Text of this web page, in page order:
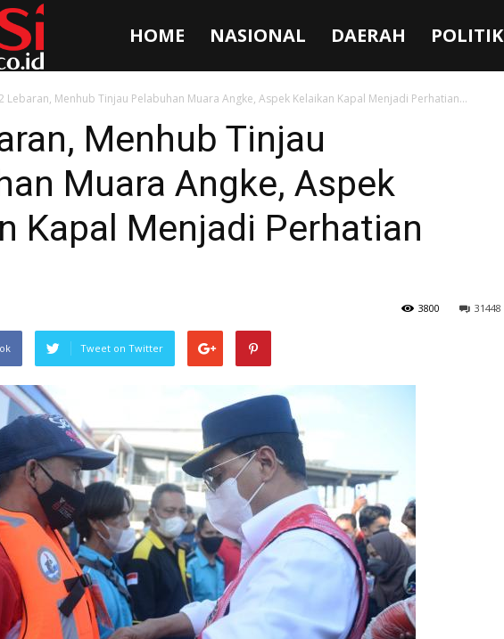
HOME NASIONAL DAERAH POLITIK
Lebaran, Menhub Tinjau Pelabuhan Muara Angke, Aspek Kelaikan Kapal Menjadi Perhatian...
Menhub Tinjau
Muara Angke, Aspek
Kapal Menjadi Perhatian
31448
3800
Tweet on Twitter